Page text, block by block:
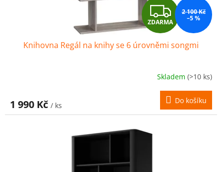
Z
D
A
R
M
A
ZDARMA
2 100 Kč
–5 %
Knihovna Regál na knihy se 6 úrovněmi songmi
Skladem (>10 ks)
1 990 Kč / ks
Do košíku